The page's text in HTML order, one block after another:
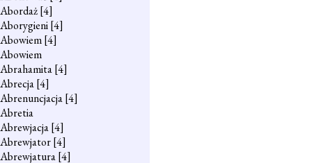
Abordaż[4]
Aborygieni[4]
Abowiem[4]
Abowiem
Abrahamita[4]
Abrecja[4]
Abrenuncjacja[4]
Abretia
Abrewjacja[4]
Abrewjator[4]
Abrewjatura[4]